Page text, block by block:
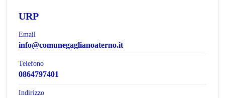
URP
Email
info@comunegaglianoaterno.it
Telefono
0864797401
Indirizzo